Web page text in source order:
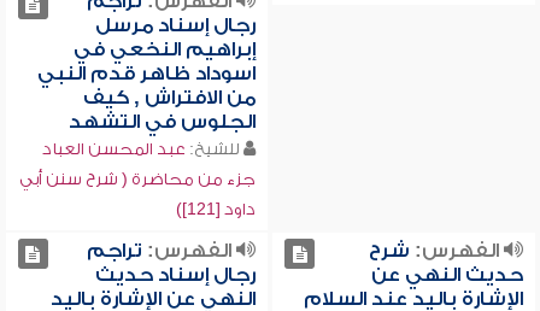
رجال إسناد مرسل
إبراهيم النخعي في
اسوداد ظاهر قدم النبي
من الافتراش , كيف
الجلوس في التشهد
للشيخ: عبد المحسن العباد
جزء من محاضرة ( شرح سنن أبي
داود [121])
الفهرس: شرح
حديث النهي عن
الإشارة باليد عند السلام
الفهرس: تراجم
رجال إسناد حديث
النهي عن الإشارة باليد